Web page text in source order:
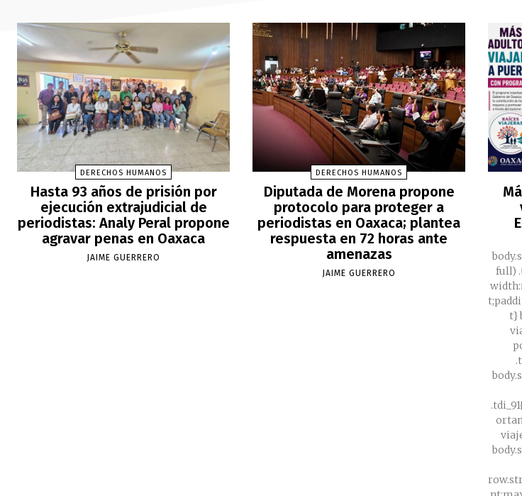
DERECHOS HUMANOS
Hasta 93 años de prisión por
ejecución extrajudicial de
periodistas: Analy Peral propone
agravar penas en Oaxaca
JAIME GUERRERO
DERECHOS HUMANOS
Diputada de Morena propone
protocolo para proteger a
periodistas en Oaxaca; plantea
respuesta en 72 horas ante
amenazas
JAIME GUERRERO
full)
t}